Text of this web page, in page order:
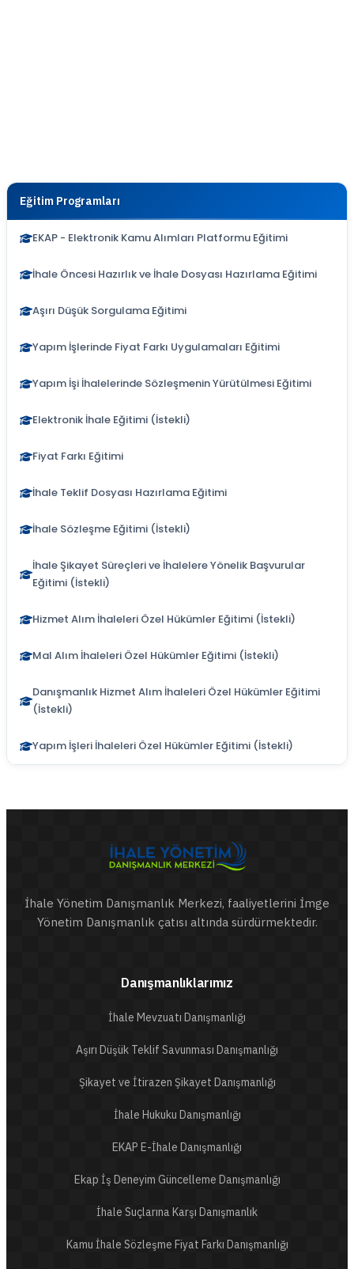
Eğitim Programları
EKAP - Elektronik Kamu Alımları Platformu Eğitimi
İhale Öncesi Hazırlık ve İhale Dosyası Hazırlama Eğitimi
Aşırı Düşük Sorgulama Eğitimi
Yapım İşlerinde Fiyat Farkı Uygulamaları Eğitimi
Yapım İşi İhalelerinde Sözleşmenin Yürütülmesi Eğitimi
Elektronik İhale Eğitimi (İstekli)
Fiyat Farkı Eğitimi
İhale Teklif Dosyası Hazırlama Eğitimi
İhale Sözleşme Eğitimi (İstekli)
İhale Şikayet Süreçleri ve İhalelere Yönelik Başvurular
Eğitimi (İstekli)
Hizmet Alım İhaleleri Özel Hükümler Eğitimi (İstekli)
Mal Alım İhaleleri Özel Hükümler Eğitimi (İstekli)
Danışmanlık Hizmet Alım İhaleleri Özel Hükümler Eğitimi
(İstekli)
Yapım İşleri İhaleleri Özel Hükümler Eğitimi (İstekli)
İhale Yönetim Danışmanlık Merkezi, faaliyetlerini İmge
Yönetim Danışmanlık çatısı altında sürdürmektedir.
Danışmanlıklarımız
İhale Mevzuatı Danışmanlığı
Aşırı Düşük Teklif Savunması Danışmanlığı
Şikayet ve İtirazen Şikayet Danışmanlığı
İhale Hukuku Danışmanlığı
EKAP E-İhale Danışmanlığı
Ekap İş Deneyim Güncelleme Danışmanlığı
İhale Suçlarına Karşı Danışmanlık
Kamu İhale Sözleşme Fiyat Farkı Danışmanlığı